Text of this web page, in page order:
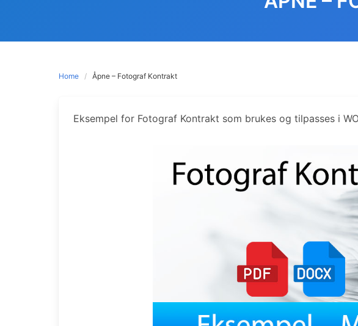
Home Åpne – Fotograf Kontrakt
Eksempel for Fotograf Kontrakt som brukes og tilpasses i